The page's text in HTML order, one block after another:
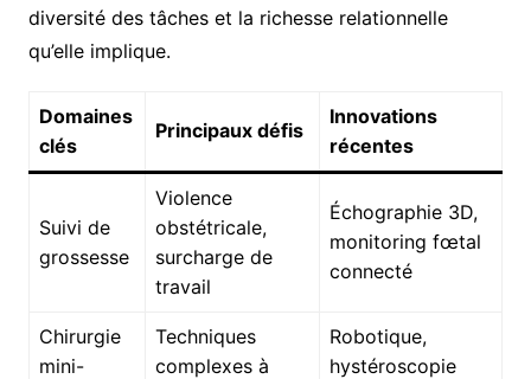
diversité des tâches et la richesse relationnelle
qu’elle implique.
Domaines
clés
Principaux défis
Innovations
récentes
Suivi de
grossesse
Violence
obstétricale,
surcharge de
travail
Échographie 3D,
monitoring fœtal
connecté
Chirurgie
mini-
Techniques
complexes à
Robotique,
hystéroscopie